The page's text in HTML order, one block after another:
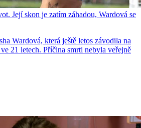
Její skon je zatím záhadou, Wardová se
Wardová, která ještě letos závodila na
21 letech. Příčina smrti nebyla veřejně